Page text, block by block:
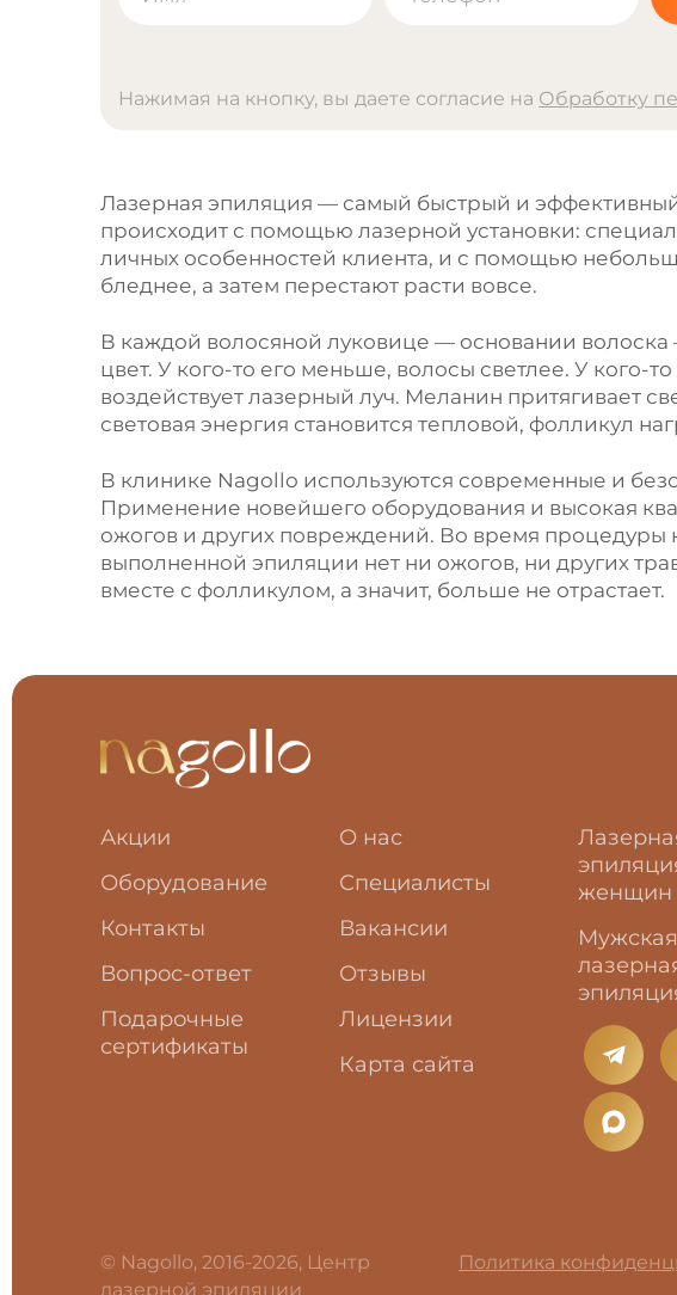
Нажимая на кнопку, вы даете согласие на Обработку
e
r
n
a
i
v
e
:
Лазерная эпиляция — самый быстрый и эффективный
происходит с помощью лазерной установки:
личных особенностей клиента, и с помощью
бледнее, а затем перестают расти вовсе.
В каждой волосяной луковице — основании
цвет. У кого-то его меньше, волосы светлее. У кого-
воздействует лазерный луч. Меланин притягивает
световая энергия становится тепловой, фолликул
В клинике Nagollo используются современные и
Применение новейшего оборудования и высокая
ожогов и других повреждений. Во время процедуры
выполненной эпиляции нет ни ожогов, ни других
вместе с фолликулом, а значит, больше не отрастает.
Акции
Оборудование
Контакты
Вопрос-ответ
Подарочные
сертификаты
О нас
Специалисты
Вакансии
Отзывы
Лицензии
Карта сайта
женщин
Мужская
© Nagollo, 2016-2026, Центр
лазерной эпиляции
Политика